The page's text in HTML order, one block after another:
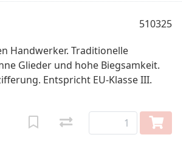
510325
Handwerker. Traditionelle
Glieder und hohe Biegsamkeit.
Entspricht EU-Klasse III.